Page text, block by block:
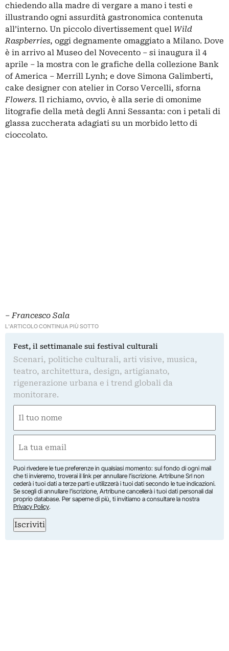
chiedendo alla madre di vergare a mano i testi e
illustrando ogni assurdità gastronomica contenuta
all’interno. Un piccolo divertissement quel Wild
Raspberries, oggi degnamente omaggiato a Milano. Dove
è in arrivo al Museo del Novecento – si inaugura il 4
aprile – la mostra con le grafiche della collezione Bank
of America – Merrill Lynh; e dove Simona Galimberti,
cake designer con atelier in Corso Vercelli, sforna
Flowers. Il richiamo, ovvio, è alla serie di omonime
litografie della metà degli Anni Sessanta: con i petali di
glassa zuccherata adagiati su un morbido letto di
cioccolato.
– Francesco Sala
L'ARTICOLO CONTINUA PIÙ SOTTO
Fest, il settimanale sui festival culturali
Scenari, politiche culturali, arti visive, musica,
teatro, architettura, design, artigianato,
rigenerazione urbana e i trend globali da
monitorare.
(Obbligatorio)
Nome
(Obbligatorio)
Puoi rivedere le tue preferenze in qualsiasi momento: sul fondo di ogni mail
che ti invieremo, troverai il link per annullare l’iscrizione. Artribune Srl non
cederà i tuoi dati a terze parti e utilizzerà i tuoi dati secondo le tue indicazioni.
Se scegli di annullare l’iscrizione, Artribune cancellerà i tuoi dati personali dal
proprio database. Per saperne di più, ti invitiamo a consultare la nostra
Privacy Policy.
Iscriviti